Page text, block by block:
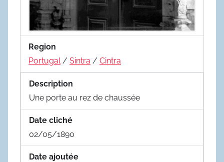
Region
Portugal / Sintra / Cintra
Description
Une porte au rez de chaussée
Date cliché
02/05/1890
Date ajoutée